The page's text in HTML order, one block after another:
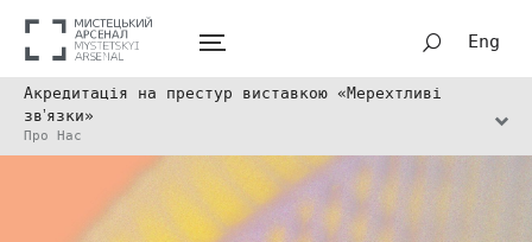
Eng
Акредитація на престур виставкою «Мерехтливі
звʼязки»
Про Нас